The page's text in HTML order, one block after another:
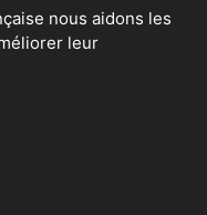
nous aidons les
leur